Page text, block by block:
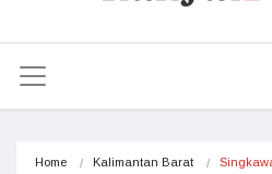
Home Kalimantan Barat